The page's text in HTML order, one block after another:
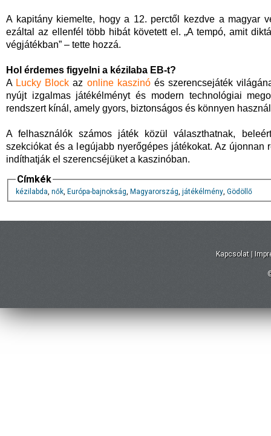
A kapitány kiemelte, hogy a 12. perctől kezdve a magyar
ezáltal az ellenfél több hibát követett el. „A tempó, amit
végjátékban” – tette hozzá.
Hol érdemes figyelni a kézilaba EB-t?
A Lucky Block az online kaszinóés szerencsejáték
nyújt izgalmas játékélményt és modern technológiai
rendszert kínál, amely gyors, biztonságos és könnyen
A felhasználók számos játék közül választhatnak,
szekciókat és a legújabb nyerőgépes játékokat. Az
indíthatják el szerencséjüket a kaszinóban.
Címkék
kézilabda, nők, Európa-bajnokság, Magyarország, játékélmény, Gödöllő
Kapcsolat |